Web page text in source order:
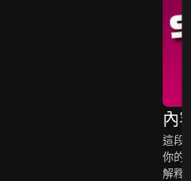
內
這段
你的
解釋